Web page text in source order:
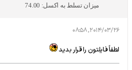
میزان تسلط به اکسل: 74.00
2014/03/26, 08:58
لطفاً فایلتون را قرار بدید